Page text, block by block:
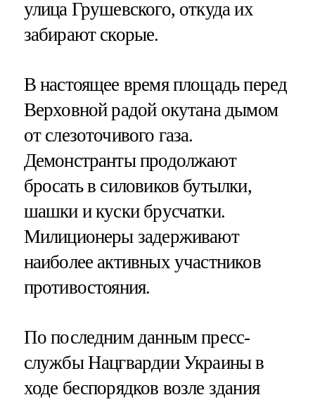
улица Грушевского, откуда их
забирают скорые.
В настоящее время площадь перед
Верховной радой окутана дымом
от слезоточивого газа.
Демонстранты продолжают
бросать в силовиков бутылки,
шашки и куски брусчатки.
Милиционеры задерживают
наиболее активных участников
противостояния.
По последним данным пресс-
службы Нацгвардии Украины в
ходе беспорядков возле здания